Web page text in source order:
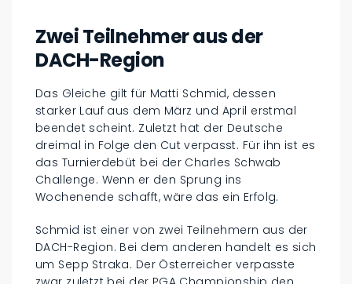
Zwei Teilnehmer aus der
DACH-Region
Das Gleiche gilt für Matti Schmid, dessen
starker Lauf aus dem März und April erstmal
beendet scheint. Zuletzt hat der Deutsche
dreimal in Folge den Cut verpasst. Für ihn ist es
das Turnierdebüt bei der Charles Schwab
Challenge. Wenn er den Sprung ins
Wochenende schafft, wäre das ein Erfolg.
Schmid ist einer von zwei Teilnehmern aus der
DACH-Region. Bei dem anderen handelt es sich
um Sepp Straka. Der Österreicher verpasste